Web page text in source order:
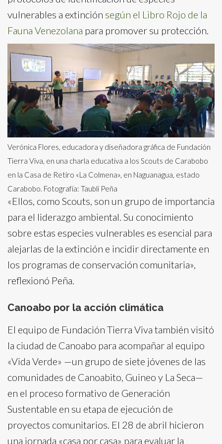
vulnerables a extinción según el Libro Rojo de la
Fauna Venezolana para promover su protección.
Verónica Flores, educadora y diseñadora gráfica de Fundación
Tierra Viva, en una charla educativa a los Scouts de Carabobo
en la Casa de Retiro «La Colmena», en Naguanagua, estado
Carabobo. Fotografía: Taublí Peña
«Ellos, como Scouts, son un grupo de importancia
para el liderazgo ambiental. Su conocimiento
sobre estas especies vulnerables es esencial para
alejarlas de la extinción e incidir directamente en
los programas de conservación comunitaria»,
reflexionó Peña.
Canoabo por la acción climática
El equipo de Fundación Tierra Viva también visitó
la ciudad de Canoabo para acompañar al equipo
«Vida Verde» —un grupo de siete jóvenes de las
comunidades de Canoabito, Guineo y La Seca—
en el proceso formativo de Generación
Sustentable en su etapa de ejecución de
proyectos comunitarios. El 28 de abril hicieron
una jornada «casa por casa» para evaluar la